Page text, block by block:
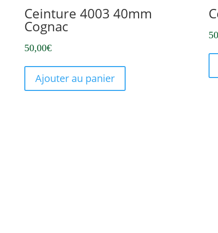
Ceinture 4003 40mm
Cognac
50,00€
Ajouter au panier